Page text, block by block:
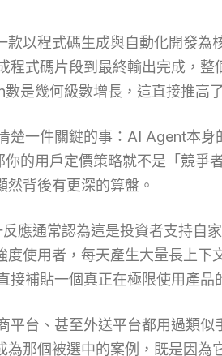
以程式碼生成與自動化開發
式碼片段到最終輸出完成，
是幾何級數增長，這直接推高
楚一件關鍵的事：AI Agent本
的用戶定價策略就不是「競爭
背後有更深的算盤。
應通常認為這是投資者支持自
使用者，每天產生大量長上
補貼一個真正在極限使用產品
平台、甚至外送平台都用過類
那個被選中的案例，既是因